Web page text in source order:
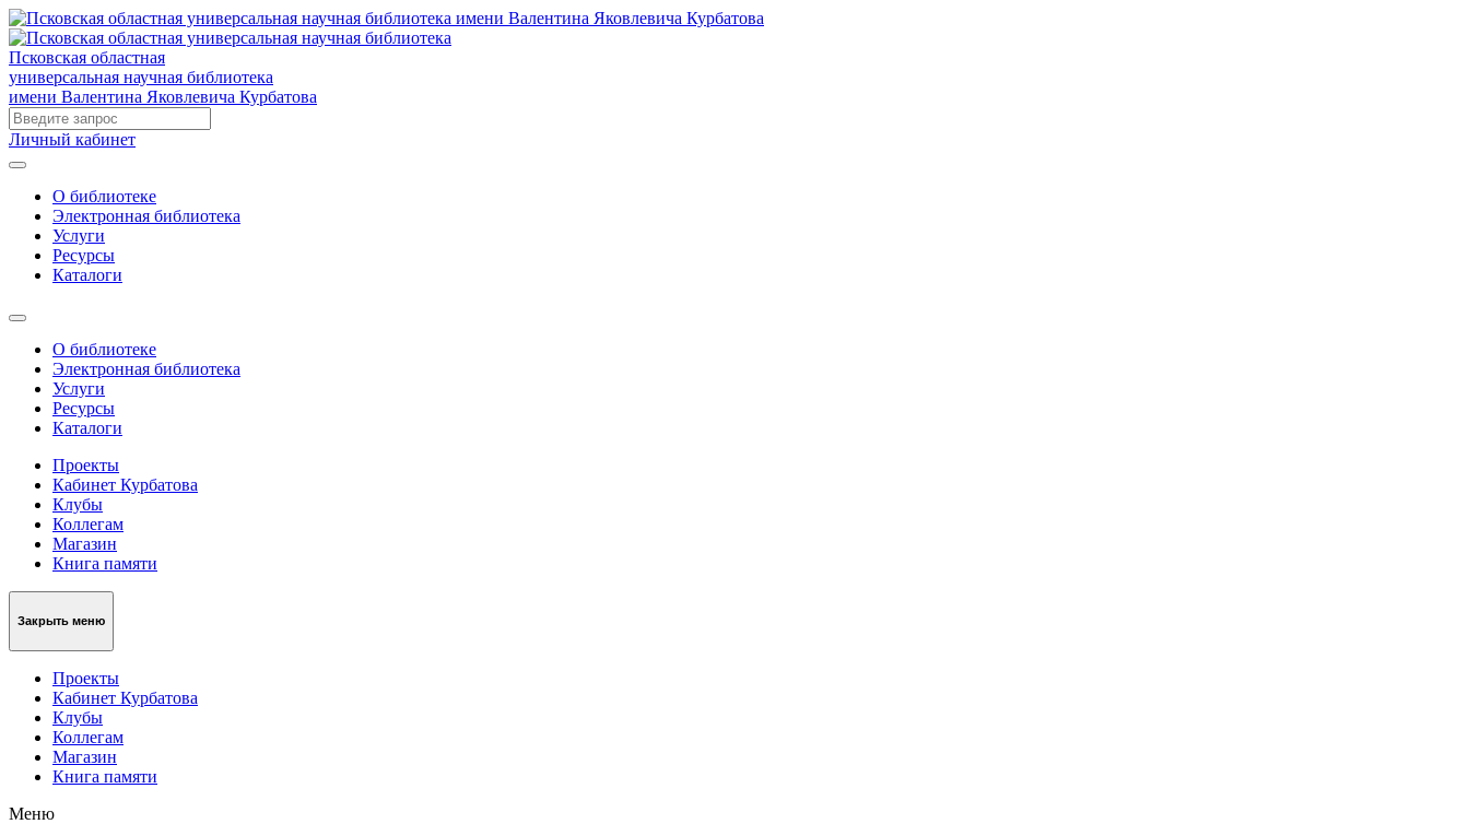
Псковская областная
универсальная научная библиотека
имени Валентина Яковлевича Курбатова
Личный кабинет
О библиотеке
Электронная библиотека
Услуги
Ресурсы
Каталоги
О библиотеке
Электронная библиотека
Услуги
Ресурсы
Каталоги
Проекты
Кабинет Курбатова
Клубы
Коллегам
Магазин
Книга памяти
Закрыть меню
Проекты
Кабинет Курбатова
Клубы
Коллегам
Магазин
Книга памяти
Меню